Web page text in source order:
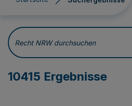
Suchergebnisse
Recht NRW durchsuchen
10415 Ergebnisse